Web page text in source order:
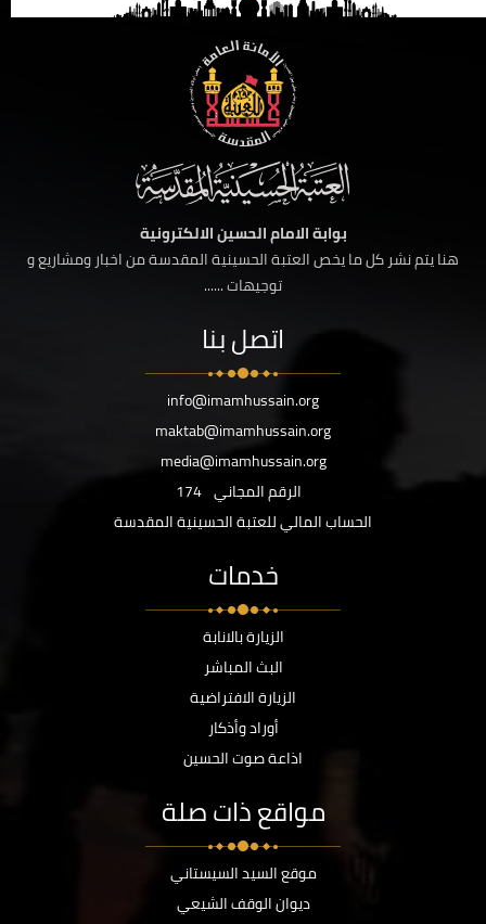
بوابة الامام الحسين الالكترونية
هنا يتم نشر كل ما يخص العتبة الحسينية المقدسة من اخبار ومشاريع و
توجيهات ......
اتصل بنا
info@imamhussain.org
maktab@imamhussain.org
media@imamhussain.org
الرقم المجاني 174
الحساب المالي للعتبة الحسينية المقدسة
خدمات
الزيارة بالانابة
البث المباشر
الزيارة الافتراضية
أوراد وأذكار
اذاعة صوت الحسين
مواقع ذات صلة
موقع السيد السيستاني
ديوان الوقف الشيعي